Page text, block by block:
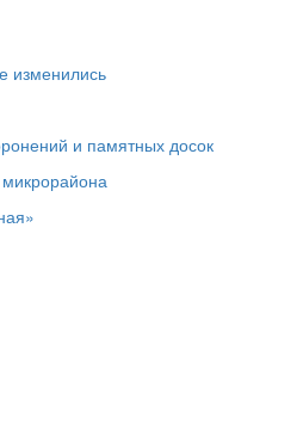
изменились
и памятных досок